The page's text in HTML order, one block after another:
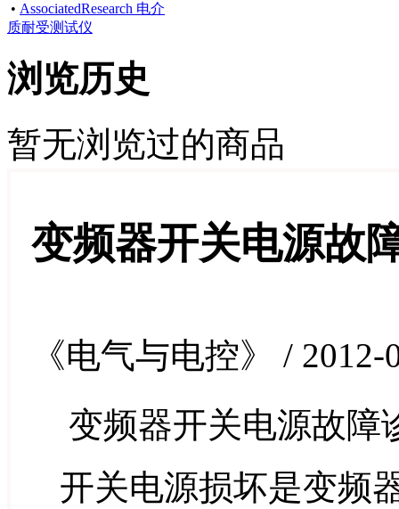
• AssociatedResearch 电介
质耐受测试仪
浏览历史
暂无浏览过的商品
变频器开关电源故
《电气与电控》 / 2012-
变频器开关电源故障
开关电源损坏是变频